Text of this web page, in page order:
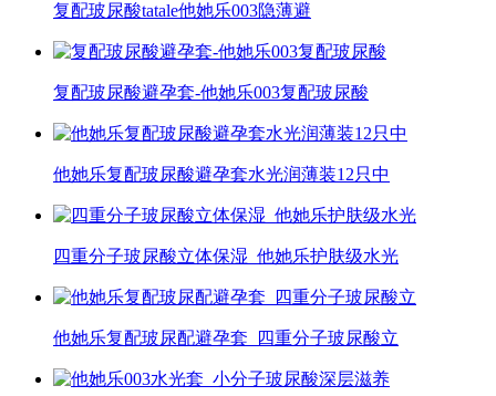
复配玻尿酸tatale他她乐003隐薄避
复配玻尿酸避孕套-他她乐003复配玻尿酸
他她乐复配玻尿酸避孕套水光润薄装12只中
四重分子玻尿酸立体保湿_他她乐护肤级水光
他她乐复配玻尿配避孕套_四重分子玻尿酸立